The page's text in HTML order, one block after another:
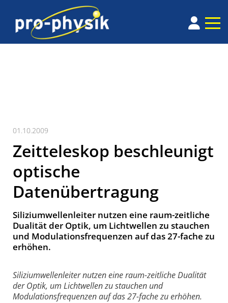
01.10.2009
Zeitteleskop beschleunigt
optische
Datenübertragung
Siliziumwellenleiter nutzen eine raum-zeitliche
Dualität der Optik, um Lichtwellen zu stauchen
und Modulationsfrequenzen auf das 27-fache zu
erhöhen.
Siliziumwellenleiter nutzen eine raum-zeitliche Dualität
der Optik, um Lichtwellen zu stauchen und
Modulationsfrequenzen auf das 27-fache zu erhöhen.